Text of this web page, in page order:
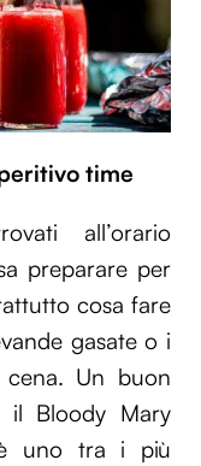
time
all’orario
preparare per
cosa fare
gasate o i
Un buon
il Bloody Mary
uno tra i più